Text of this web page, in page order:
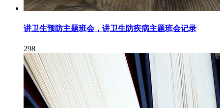
讲卫生预防主题班会，讲卫生防疾病主题班会记录
298